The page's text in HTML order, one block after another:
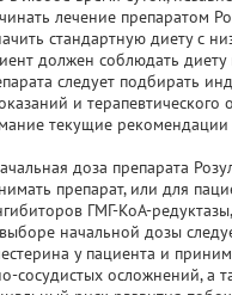
лечение препаратом
стандартную диету с
должен соблюдать диету
следует подбирать
и терапевтического
текущие
доза препарата
препарат, или для
ГМГ-КоА-
начальной дозы
у пациента и
сосудистых осложнений, а